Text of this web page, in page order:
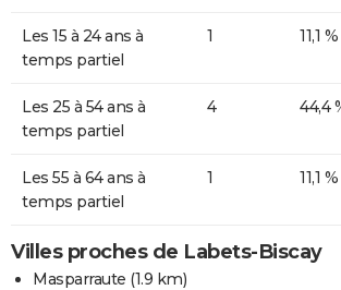
Les 15 à 24 ans à
temps partiel
1 11,1 %
Les 25 à 54 ans à
temps partiel
4 44,4
Les 55 à 64 ans à
temps partiel
1 11,1 %
Villes proches de Labets-Biscay
Masparraute (1.9 km)